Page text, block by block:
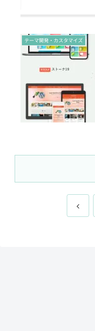
テーマ開発・カスタマイズ
前